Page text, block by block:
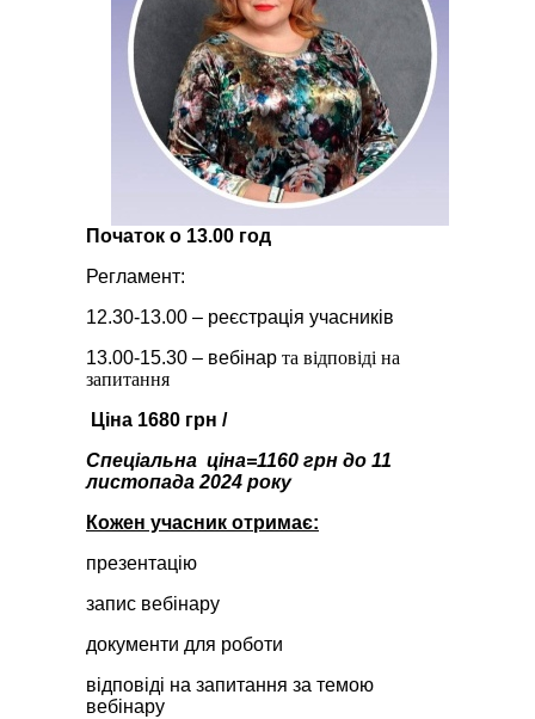
Початок о 13.00 год
Регламент:
12.30-13.00 – реєстрація учасників
13.00-15.30 – вебінар та відповіді на
запитання
Ціна 1680 грн /
Спеціальна ціна=1160 грн до 11
листопада 2024 року
Кожен учасник отримає:
презентацію
запис вебінару
документи для роботи
відповіді на запитання за темою
вебінару